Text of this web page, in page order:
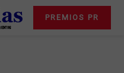
PREMIOS PR